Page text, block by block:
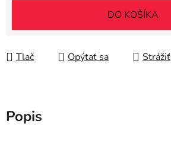
DO KOŠÍKA
Tlač Opýtať sa Strážiť
Popis